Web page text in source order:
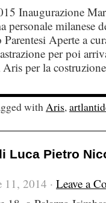
Inaugurazione
milanese
Aperte a
per poi
Aris per la
withAris,
Luca Pietro
2014 · Leave a